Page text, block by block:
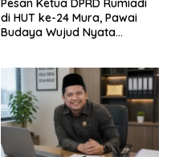
Pesan Ketua DPRD Rumiadi
di HUT ke-24 Mura, Pawai
Budaya Wujud Nyata